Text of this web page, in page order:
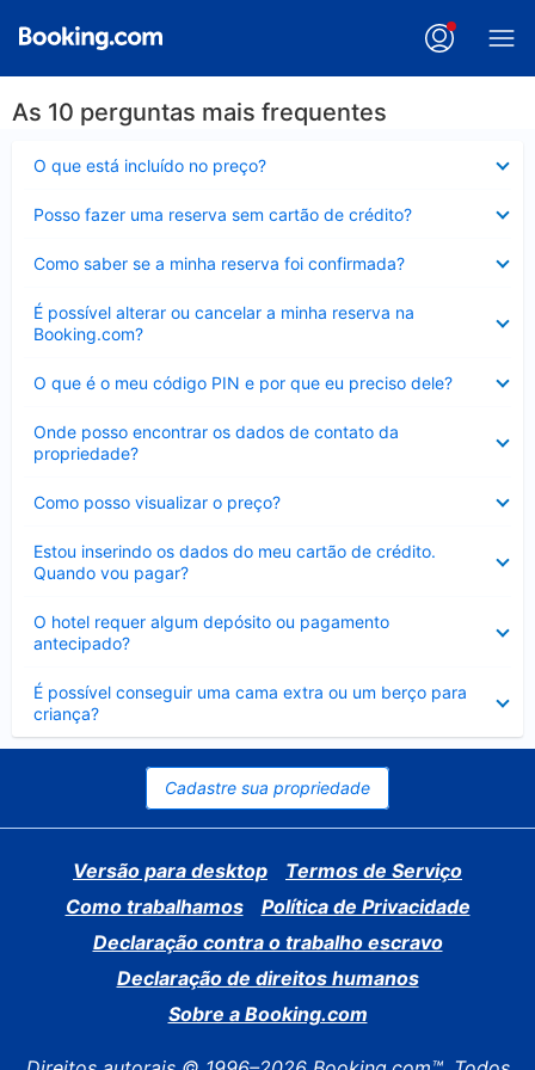
As 10 perguntas mais frequentes
O que está incluído no preço?
Posso fazer uma reserva sem cartão de crédito?
Como saber se a minha reserva foi confirmada?
É possível alterar ou cancelar a minha reserva na
Booking.com?
Contraído
O que é o meu código PIN e por que eu preciso dele?
Onde posso encontrar os dados de contato da
propriedade?
Como posso visualizar o preço?
Estou inserindo os dados do meu cartão de crédito.
Quando vou pagar?
O hotel requer algum depósito ou pagamento
antecipado?
É possível conseguir uma cama extra ou um berço para
criança?
Contraído
Cadastre sua propriedade
Versão para desktop
Termos de Serviço
Como trabalhamos
Política de Privacidade
Declaração contra o trabalho escravo
Declaração de direitos humanos
Sobre a Booking.com